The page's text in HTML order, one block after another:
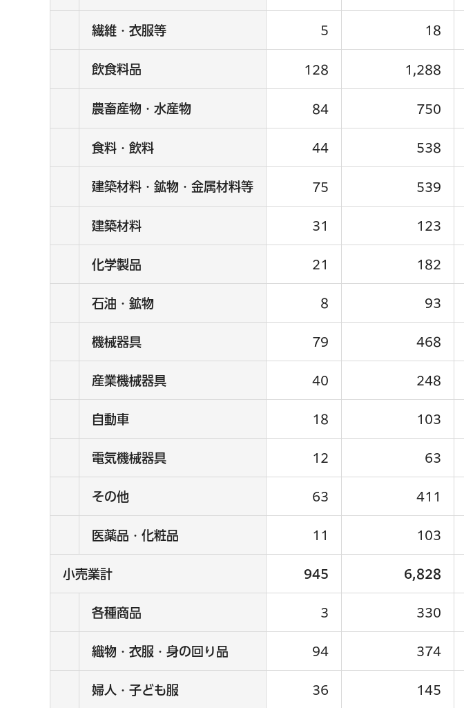
繊維・衣服等 5 18
飲食料品 128 1,288
農畜産物・水産物 84 750
食料・飲料 44 538
建築材料・鉱物・金属材料等 75 539
建築材料 31 123
化学製品 21 182
石油・鉱物 8 93
機械器具 79 468
産業機械器具 40 248
自動車 18 103
電気機械器具 12 63
その他 63 411
医薬品・化粧品 11 103
小売業計 945 6,828
各種商品 3 330
織物・衣服・身の回り品 94 374
婦人・子ども服 36 145